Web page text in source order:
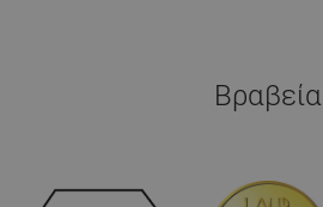
Βραβεία